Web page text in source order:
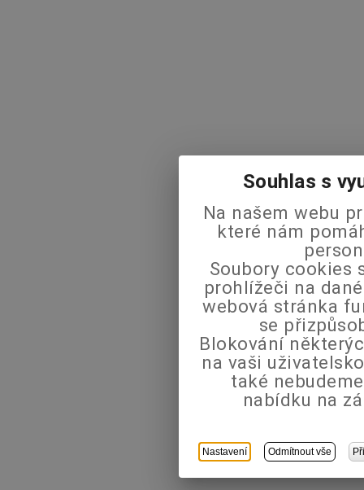
Souhlas s
Na našem webu
které nám
Soubory cookies
prohlížeči na
webová stránka
se
Blokování
na vaši
také
nabídku na
Nastavení Odmítnout vše